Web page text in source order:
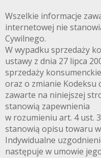
Wszelkie informacje
internetowej nie
Cywilnego.
W wypadku sprzedaży
ustawy z dnia 27 lipca
sprzedaży
oraz o zmianie Kodeksu
zawarte na niniejszej
stanowią zapewnienia
w rozumieniu art. 4 ust.
stanowią opisu towaru
Indywidualne
następuje w umowie